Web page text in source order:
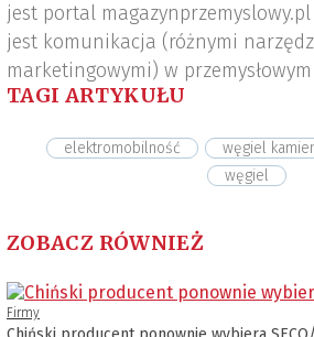
jest portal
jest komunikacja (różnymi
marketingowymi) w
TAGI ARTYKUŁU
elektromobilność węgiel
węgiel
ZOBACZ RÓWNIEŻ
Firmy